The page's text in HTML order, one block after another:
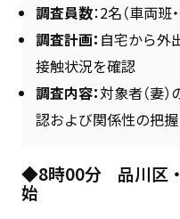
調査員数：2名（車両班
調査計画： 自宅から外
接触状況を確認
調査内容：対象者（妻
認および関係性の把握
◆8時00分 品川区
始